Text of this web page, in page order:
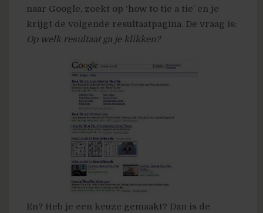
naar Google, zoekt op ‘how to tie a tie’ en je
krijgt de volgende resultaatpagina. De vraag is:
Op welk resultaat ga je klikken?
En? Heb je een keuze gemaakt? Dan is de